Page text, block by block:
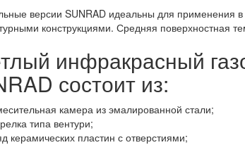
версии SUNRAD идеальны для применения
конструкциями. Средняя поверхностная
инфракрасный
состоит из:
камера из эмалированной стали;
типа вентури;
керамических пластин с отверстиями;